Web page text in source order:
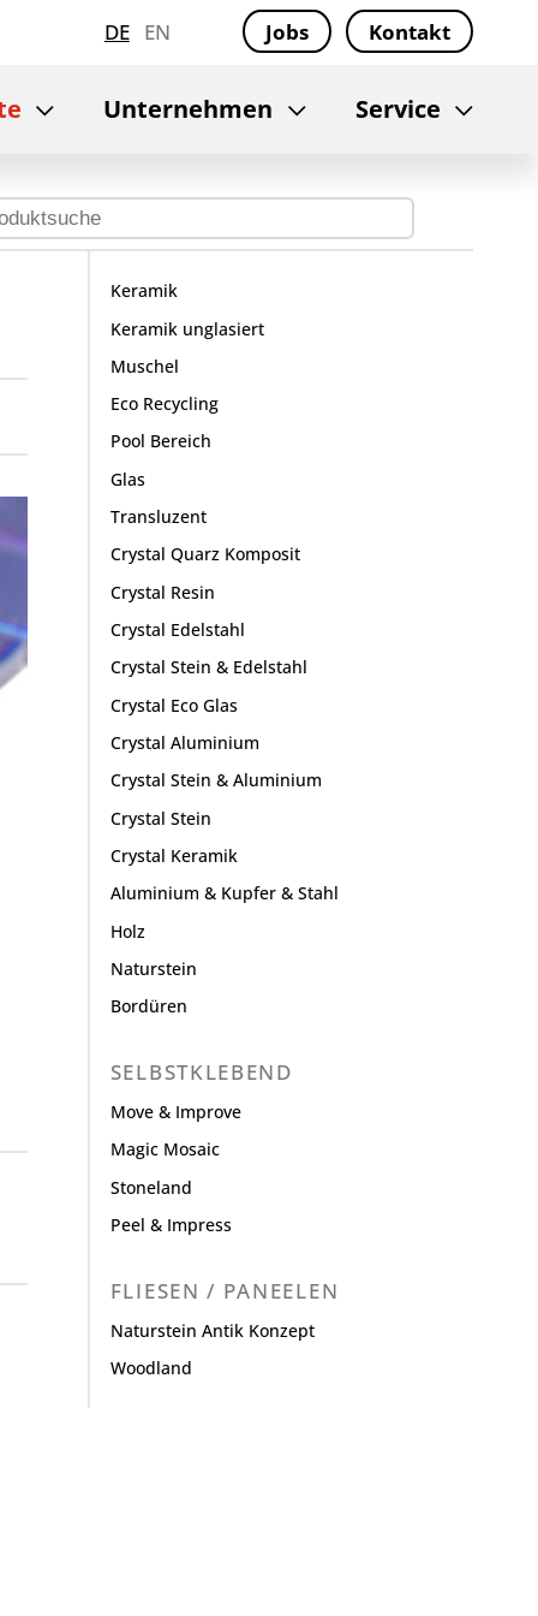
DE EN Jobs Kontakt
Unternehmen Service
Keramik
Keramik unglasiert
Muschel
Eco Recycling
Pool Bereich
Glas
Transluzent
Crystal Quarz Komposit
Crystal Resin
Crystal Edelstahl
Crystal Stein & Edelstahl
Crystal Eco Glas
Crystal Aluminium
Crystal Stein & Aluminium
Crystal Stein
Crystal Keramik
Aluminium & Kupfer & Stahl
Holz
Naturstein
Bordüren
SELBSTKLEBEND
Move & Improve
Magic Mosaic
Stoneland
Peel & Impress
FLIESEN / PANEELEN
Naturstein Antik Konzept
Woodland